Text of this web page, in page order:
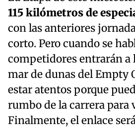
115 kilómetros de
con las anteriores
corto. Pero cuando se
competidores entrarán a
mar de dunas del Empty
estar atentos porque
rumbo de la carrera para
Finalmente, el enlace